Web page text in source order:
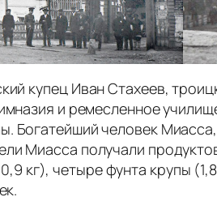
купец Иван Стахеев,
и ремесленное
Богатейший человек
Миасса получали
кг), четыре фунта крупы